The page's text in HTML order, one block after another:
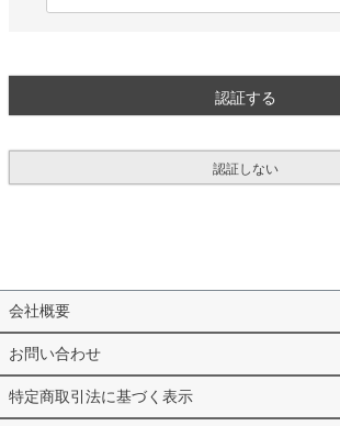
認証する
認証しない
会社概要
お問い合わせ
特定商取引法に基づく表示